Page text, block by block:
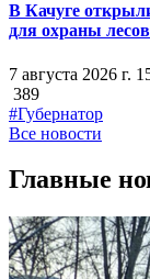
В Качуге
для охраны лесов
7 августа 2026 г.
389
#Губернатор
Все новости
Главные